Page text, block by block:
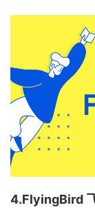
4.FlyingBird